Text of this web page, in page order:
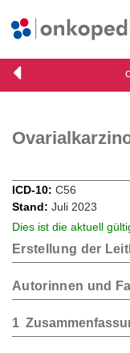
ICD-10 C56
Stand
Juli 2023
Dies ist die aktuell
Erstellung der
Autorinnen und
1